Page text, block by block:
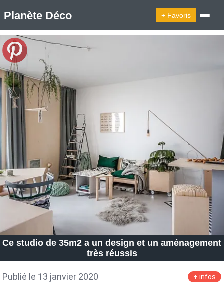
Planète Déco + Favoris
🛍︎ Shop Planète Déco
Appartement Design
Design Suédois En Quelques Photos
Idées Déco En 10 Photos
La Semaine Décoration Et Design
Maison En Ville
Méli-Mélo Suédois
Publi Reportage
Tendance
Interieurs Scandinaves
La Décoration Selon Votre Signe Astrologique
Les Trouvailles Déco Du Jour
Loft
Maison Appartement Écologique
Maison Container/container House
Maison D'hôtes
Maison Et Appartement Vintage
On Décode La Déco
Petite Surface
Piscine Question De Style
Renovation
Revue De Week End
Tiny House
Ce studio de 35m2 a un design et un aménagement
très réussis
Publié le 13 janvier 2020 + infos